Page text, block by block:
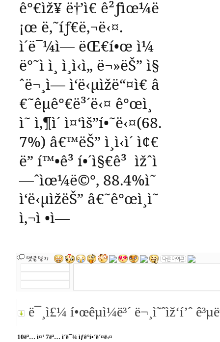
ê°€ìž¥ ë†’ì€ ê²ƒìœ¼ë
¡œ ë‚˜íƒ€ë‚¬ë‹¤.
ì´ë¯¼ì— ëŒ€í•œ ì¼
ë°˜ì ì¸ ì¸ì‹ì„ ë¬»ëŠ” ì§
ˆë¬¸ì—ì‘ë‹µìžë“¤ì€ â
€˜êµ­ê°€ë³´ë‹¤ ê°œì¸
ì˜ ì‚¶ì´ ì¤‘ìš”í•˜ë‹¤(68.
7%) â€™ëŠ” ì¸ì‹ì´ ì¢€
ë” í™•ê³ í•´ì§€ê³ ìžˆì
—ˆìœ¼ë©°, 88.4%ì˜
ì‘ë‹µìžëŠ” â€˜ê°œì¸ì˜
ì‚¬ì •ì—
ë¯¸ì£¼ í•œêµ­ì¼ë³´ ë¬¸ì˜ˆìž‘í’ˆ
10ëª… ì¤‘ 7ëª… ì´ë¯¼ ìƒê°í•´ë´¤ë‹¤